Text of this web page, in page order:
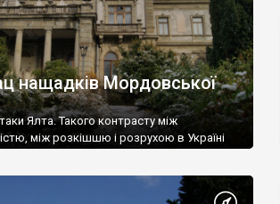
нащадків Мордовської
Ялта. Такого контрасту між
між розкішшю і розрухою в Україні